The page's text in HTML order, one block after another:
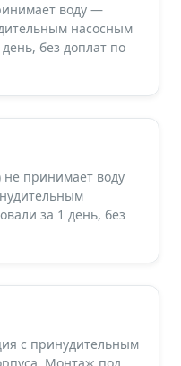
воду —
насосным
без доплат по
не принимает воду
за 1 день, без
с принудительным